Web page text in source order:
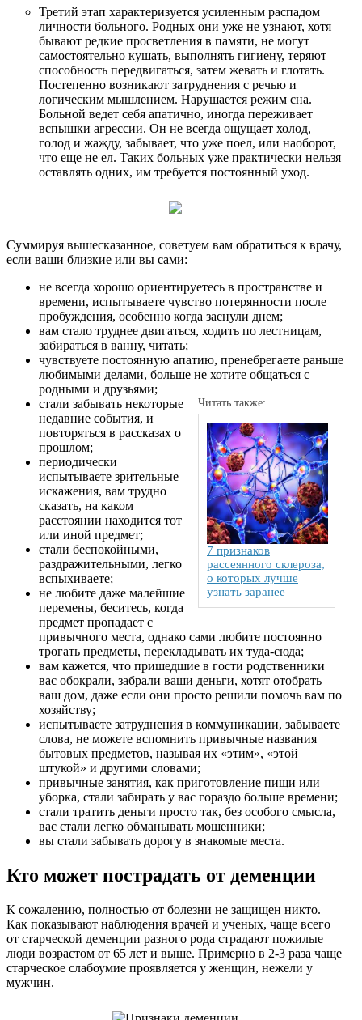
Третий этап характеризуется усиленным распадом
личности больного. Родных они уже не узнают, хотя
бывают редкие просветления в памяти, не могут
самостоятельно кушать, выполнять гигиену, теряют
способность передвигаться, затем жевать и глотать.
Постепенно возникают затруднения с речью и
логическим мышлением. Нарушается режим сна.
Больной ведет себя апатично, иногда переживает
вспышки агрессии. Он не всегда ощущает холод,
голод и жажду, забывает, что уже поел, или наоборот,
что еще не ел. Таких больных уже практически нельзя
оставлять одних, им требуется постоянный уход.
Суммируя вышесказанное, советуем вам обратиться к врачу,
если ваши близкие или вы сами:
не всегда хорошо ориентируетесь в пространстве и
времени, испытываете чувство потерянности после
пробуждения, особенно когда заснули днем;
вам стало труднее двигаться, ходить по лестницам,
забираться в ванну, читать;
чувствуете постоянную апатию, пренебрегаете раньше
любимыми делами, больше не хотите общаться с
родными и друзьями;
Читать также:
7 признаков
рассеянного склероза,
о которых лучше
узнать заранее
стали забывать некоторые
недавние события, и
повторяться в рассказах о
прошлом;
периодически
испытываете зрительные
искажения, вам трудно
сказать, на каком
расстоянии находится тот
или иной предмет;
стали беспокойными,
раздражительными, легко
вспыхиваете;
не любите даже малейшие
перемены, беситесь, когда
предмет пропадает с
привычного места, однако сами любите постоянно
трогать предметы, перекладывать их туда-сюда;
вам кажется, что пришедшие в гости родственники
вас обокрали, забрали ваши деньги, хотят отобрать
ваш дом, даже если они просто решили помочь вам по
хозяйству;
испытываете затруднения в коммуникации, забываете
слова, не можете вспомнить привычные названия
бытовых предметов, называя их «этим», «этой
штукой» и другими словами;
привычные занятия, как приготовление пищи или
уборка, стали забирать у вас гораздо больше времени;
стали тратить деньги просто так, без особого смысла,
вас стали легко обманывать мошенники;
вы стали забывать дорогу в знакомые места.
Кто может пострадать от деменции
К сожалению, полностью от болезни не защищен никто.
Как показывают наблюдения врачей и ученых, чаще всего
от старческой деменции разного рода страдают пожилые
люди возрастом от 65 лет и выше. Примерно в 2-3 раза чаще
старческое слабоумие проявляется у женщин, нежели у
мужчин.